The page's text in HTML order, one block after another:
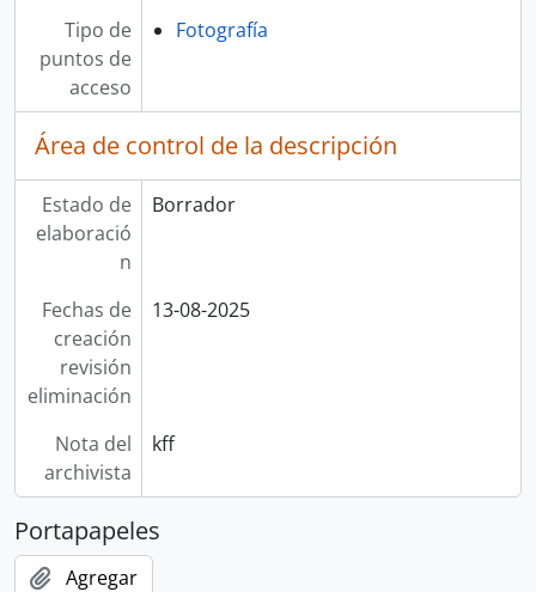
Tipo de
puntos de
acceso
Fotografía
Área de control de la descripción
Estado de
elaboració
n
Borrador
Fechas de
creación
revisión
eliminación
13-08-2025
Nota del
archivista
kff
Portapapeles
Agregar